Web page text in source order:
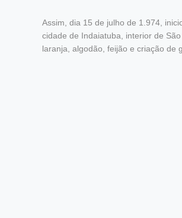
Assim, dia 15 de julho de 1.974,
cidade de Indaiatuba, interior de
laranja, algodão, feijão e criação de